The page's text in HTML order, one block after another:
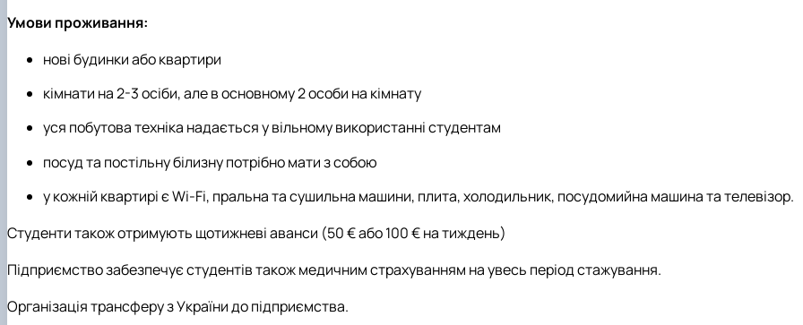
Умови проживання:
нові будинки або квартири
кімнати на 2-3 осіби, але в основному 2 особи на кімнату
уся побутова техніка надається у вільному використанні студентам
посуд та постільну білизну потрібно мати з собою
у кожній квартирі є Wi-Fi, пральна та сушильна машини, плита, холодильник, посудомийна машина та телевізор.
Студенти також отримують щотижневі аванси (50 € або 100 € на тиждень)
Підприємство забезпечує студентів також медичним страхуванням на увесь період стажування.
Організація трансферу з України до підприємства.